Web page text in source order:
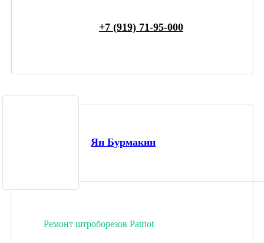
+7 (919) 71-95-000
Ян Бурмакин
Ремонт штроборезов Patriot